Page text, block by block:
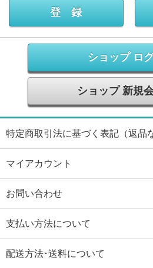
ショップ ロ
ショップ 新規
特定商取引法に基づく表記（返品
マイアカウント
お問い合わせ
支払い方法について
配送方法･送料について